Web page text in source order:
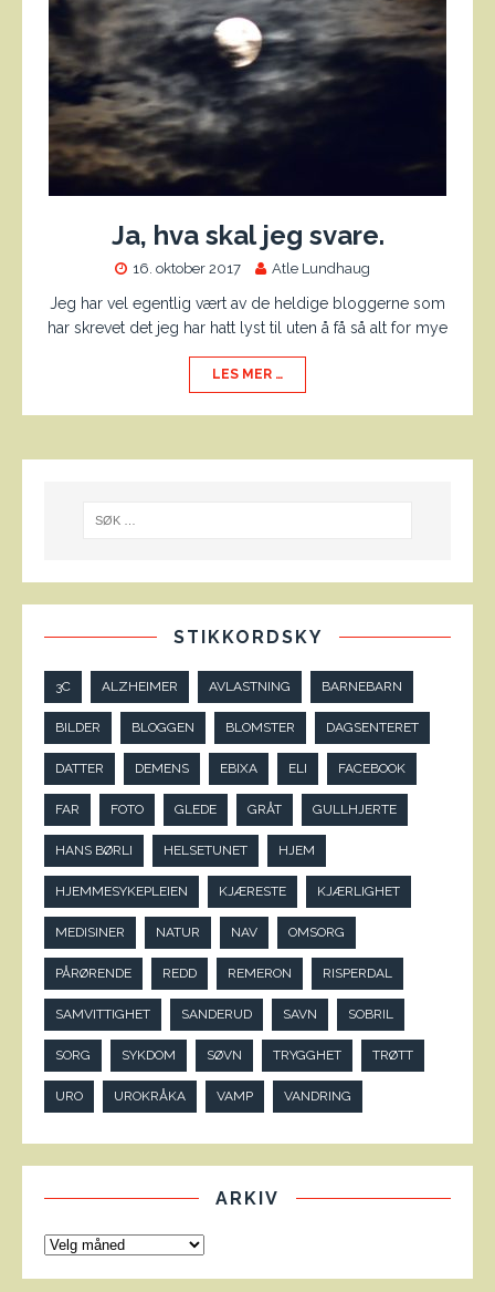
Ja, hva skal jeg svare.
16. oktober 2017 Atle Lundhaug
Jeg har vel egentlig vært av de heldige bloggerne som
har skrevet det jeg har hatt lyst til uten å få så alt for mye
LES MER …
STIKKORDSKY
3C ALZHEIMER AVLASTNING BARNEBARN
BILDER BLOGGEN BLOMSTER DAGSENTERET
DATTER DEMENS EBIXA ELI FACEBOOK
FAR FOTO GLEDE GRÅT GULLHJERTE
HANS BØRLI HELSETUNET HJEM
HJEMMESYKEPLEIEN KJÆRESTE KJÆRLIGHET
MEDISINER NATUR NAV OMSORG
PÅRØRENDE REDD REMERON RISPERDAL
SAMVITTIGHET SANDERUD SAVN SOBRIL
SORG SYKDOM SØVN TRYGGHET TRØTT
URO UROKRÅKA VAMP VANDRING
ARKIV